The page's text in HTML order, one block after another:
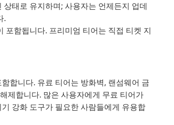
태로 유지하며; 사용자는 언제든지 업데
.
포함됩니다. 프리미엄 티어는 직접 티켓 지
합니다. 유료 티어는 방화벽, 랜섬웨어 금
제합니다. 많은 사용자에게 무료 티어가
강화 도구가 필요한 사람들에게 유용합